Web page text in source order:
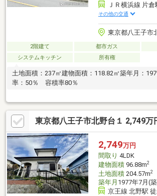
ＪＲ横浜線 片
その他の交通
東京都八王子市
2階建て 都市ガス
システムキッチン
所有権
土地面積：237㎡建物面積：118.82㎡築年月：
率：50％ 容積率80％
東京都八王子市北野台１ 2,749万
2,749万円
間取り 4LDK
建物面積96.88m2
土地面積204.57m2
築年月 1977年7月(
京王線 北野駅